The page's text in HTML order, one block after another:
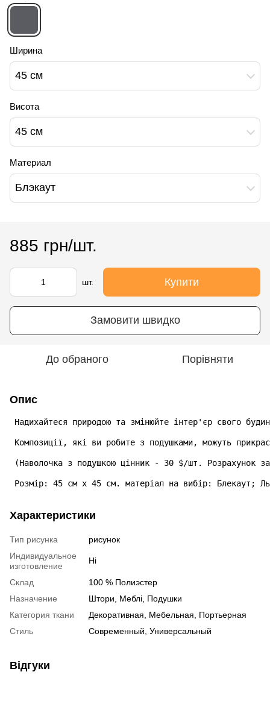
Ширина
45 см
Висота
45 см
Материал
Блэкаут
885 грн/шт.
шт. Купити
Замовити швидко
До обраного Порівняти
Опис
Надихайтеся природою та змінюйте інтер'єр свого
Композиції, які ви робите з подушками, можуть
(Наволочка з подушкою цінник - 30 $/шт. Розрахунок
Розмір: 45 см х 45 см. матеріал на вибір: Блекаут;
Характеристики
Тип рисунка
рисунок
Индивидуальное
изготовление
Ні
Склад
100 % Полиэстер
Назначение
Штори, Меблі, Подушки
Категория ткани
Декоративная, Мебельная, Портьерная
Стиль
Современный, Универсальный
Відгуки